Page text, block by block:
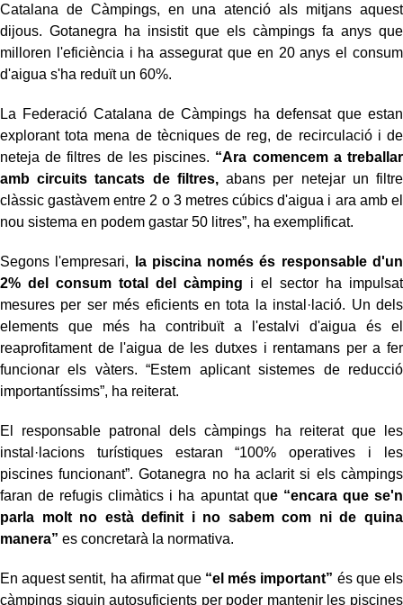
Catalana de Càmpings, en una atenció als mitjans aquest
dijous. Gotanegra ha insistit que els càmpings fa anys que
milloren l'eficiència i ha assegurat que en 20 anys el consum
d'aigua s'ha reduït un 60%.
La Federació Catalana de Càmpings ha defensat que estan
explorant tota mena de tècniques de reg, de recirculació i de
neteja de filtres de les piscines. “Ara comencem a treballar
amb circuits tancats de filtres,abans per netejar un filtre
clàssic gastàvem entre 2 o 3 metres cúbics d'aigua i ara amb el
nou sistema en podem gastar 50 litres”, ha exemplificat.
Segons l'empresari, la piscina només és responsable d'un
2% del consum total del càmping i el sector ha impulsat
mesures per ser més eficients en tota la instal·lació. Un dels
elements que més ha contribuït a l'estalvi d'aigua és el
reaprofitament de l'aigua de les dutxes i rentamans per a fer
funcionar els vàters. “Estem aplicant sistemes de reducció
importantíssims”, ha reiterat.
El responsable patronal dels càmpings ha reiterat que les
instal·lacions turístiques estaran “100% operatives i les
piscines funcionant”. Gotanegra no ha aclarit si els càmpings
faran de refugis climàtics i ha apuntat que “encara que se'n
parla molt no està definit i no sabem com ni de quina
manera” es concretarà la normativa.
En aquest sentit, ha afirmat que “el més important” és que els
càmpings siguin autosuficients per poder mantenir les piscines